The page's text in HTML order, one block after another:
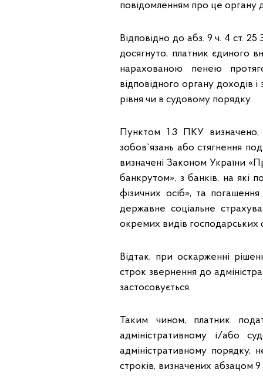
повідомленням про це органу
Відповідно до абз. 9 ч. 4 ст.
досягнуто, платник єдиного
нарахованою пенею
відповідного органу доходів
рівня чи в судовому порядку.
Пунктом 1.3 ПКУ
зобов`язань або стягнення
визначені Законом України
банкрутом», з банків, на
фізичних осіб», та погашення
державне соціальне
окремих видів господарських
Відтак, при оскарженні
строк звернення до
застосовується.
Таким чином, платник
адміністративному і/або
адміністративному
строків, визначених абзацом